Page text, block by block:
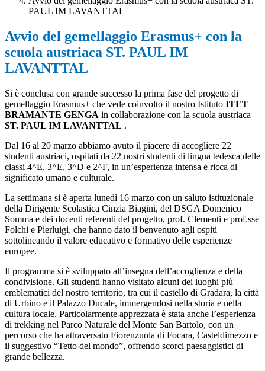
PAUL IM LAVANTTAL
Avvio del gemellaggio Erasmus+ con la
scuola austriaca ST. PAUL IM
LAVANTTAL
Si è conclusa con grande successo la prima fase del progetto di
gemellaggio Erasmus+ che vede coinvolto il nostro Istituto ITET
BRAMANTE GENGA in collaborazione con la scuola austriaca
ST. PAUL IM LAVANTTAL .
Dal 16 al 20 marzo abbiamo avuto il piacere di accogliere 22
studenti austriaci, ospitati da 22 nostri studenti di lingua tedesca delle
classi 4^E, 3^E, 3^D e 2^F, in un’esperienza intensa e ricca di
significato umano e culturale.
La settimana si è aperta lunedì 16 marzo con un saluto istituzionale
della Dirigente Scolastica Cinzia Biagini, del DSGA Domenico
Somma e dei docenti referenti del progetto, prof. Clementi e prof.sse
Folchi e Pierluigi, che hanno dato il benvenuto agli ospiti
sottolineando il valore educativo e formativo delle esperienze
europee.
Il programma si è sviluppato all’insegna dell’accoglienza e della
condivisione. Gli studenti hanno visitato alcuni dei luoghi più
emblematici del nostro territorio, tra cui il castello di Gradara, la città
di Urbino e il Palazzo Ducale, immergendosi nella storia e nella
cultura locale. Particolarmente apprezzata è stata anche l’esperienza
di trekking nel Parco Naturale del Monte San Bartolo, con un
percorso che ha attraversato Fiorenzuola di Focara, Casteldimezzo e
il suggestivo “Tetto del mondo”, offrendo scorci paesaggistici di
grande bellezza.